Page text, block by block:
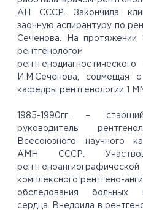
АН СССР. Закончила
заочную аспирантуру по
Сеченова. На протяжении
рентгенологом
И.М.Сеченова, совмещая
кафедры рентгенологии 1
1985-1990гг. –
руководитель
Всесоюзного научного
АМН СССР.
комплексного рентгено-
обследования больных
сердца. Внедрила в